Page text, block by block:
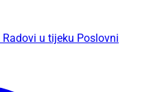
Radovi u tijeku Poslovni